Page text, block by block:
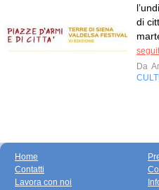
di
Da
Home
Contatti
Lavora con noi